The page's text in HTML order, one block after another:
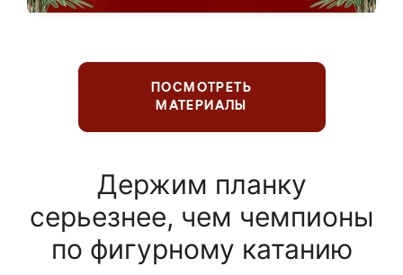
ПОСМОТРЕТЬ
МАТЕРИАЛЫ
Держим планку
серьезнее, чем чемпионы
по фигурному катанию